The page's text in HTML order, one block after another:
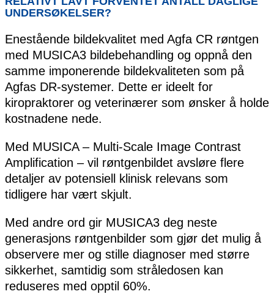
UNDERSØKELSER?
Enestående bildekvalitet med Agfa CR røntgen
med MUSICA3 bildebehandling og oppnå den
samme imponerende bildekvaliteten som på
Agfas DR-systemer. Dette er ideelt for
kiropraktorer og veterinærer som ønsker å holde
kostnadene nede.
Med MUSICA – Multi-Scale Image Contrast
Amplification – vil røntgenbildet avsløre flere
detaljer av potensiell klinisk relevans som
tidligere har vært skjult.
Med andre ord gir MUSICA3 deg neste
generasjons røntgenbilder som gjør det mulig å
observere mer og stille diagnoser med større
sikkerhet, samtidig som stråledosen kan
reduseres med opptil 60%.